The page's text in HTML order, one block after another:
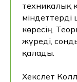
техникалық
міндеттерді
көресің.
жүреді,
қалады.
Хекслет